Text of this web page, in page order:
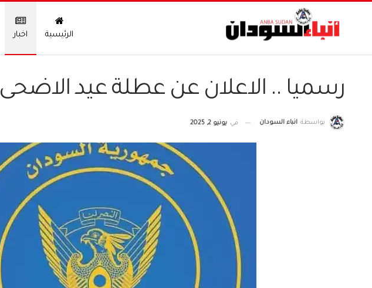
الرئيسية اخبار
رسميا .. الاعلان عن عطلة عيد الاضحى
بواسطة انباء السودان في يونيو 2, 2025